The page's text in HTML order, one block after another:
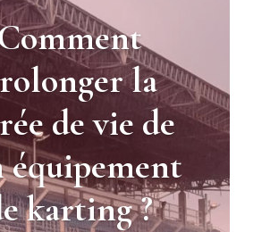
la
de vie de
équipement
karting ?